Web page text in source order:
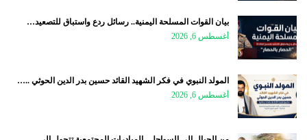
بيان القوات المسلحة اليمنية.. رسائل ردع واستباق للتصعيد…
أغسطس 6, 2026
المولد النبوي في فكر الشهيد القائد حسين بدر الدين الحوثي ..…
أغسطس 6, 2026